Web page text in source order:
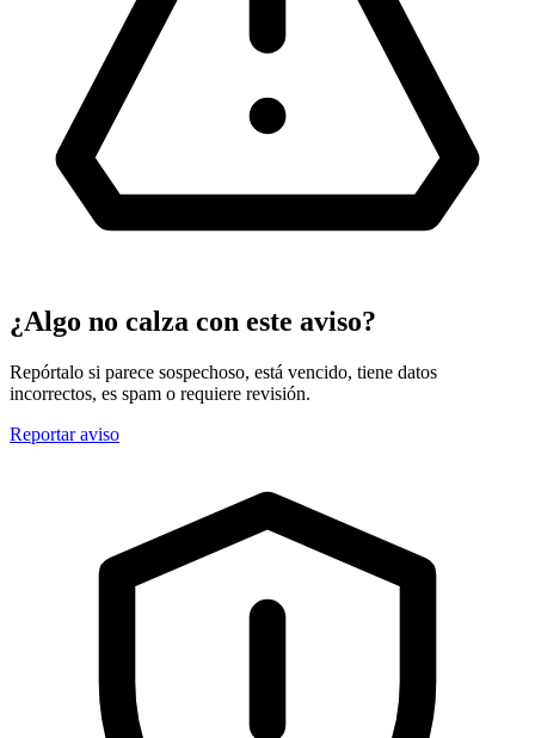
¿Algo no calza con este aviso?
Repórtalo si parece sospechoso, está vencido, tiene datos
incorrectos, es spam o requiere revisión.
Reportar aviso